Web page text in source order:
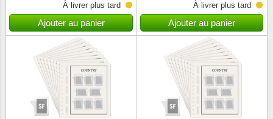
À livrer plus tard
Ajouter au panier
À livrer plus tard
Ajouter au panier
Fleurs